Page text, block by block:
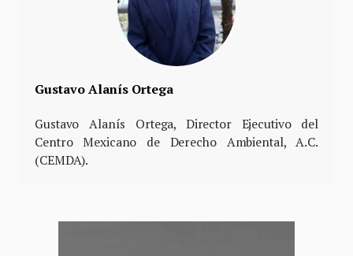
Gustavo Alanís Ortega
Gustavo Alanís Ortega, Director Ejecutivo del
Centro Mexicano de Derecho Ambiental, A.C.
(CEMDA).